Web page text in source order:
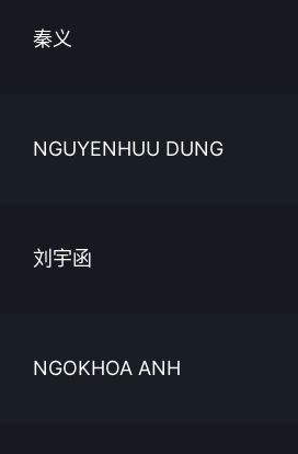
秦义
NGUYENHUU DUNG
刘宇函
NGOKHOA ANH